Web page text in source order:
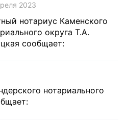
2023
нотариус Каменского
округа Т.А.
сообщает:
нотариального